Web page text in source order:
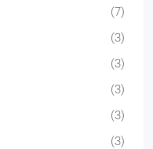
(7)
(3)
(3)
(3)
(3)
(3)